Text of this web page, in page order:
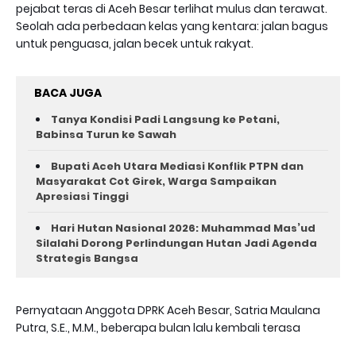
pejabat teras di Aceh Besar terlihat mulus dan terawat.
Seolah ada perbedaan kelas yang kentara: jalan bagus
untuk penguasa, jalan becek untuk rakyat.
BACA JUGA
Tanya Kondisi Padi Langsung ke Petani,
Babinsa Turun ke Sawah
Bupati Aceh Utara Mediasi Konflik PTPN dan
Masyarakat Cot Girek, Warga Sampaikan
Apresiasi Tinggi
Hari Hutan Nasional 2026: Muhammad Mas’ud
Silalahi Dorong Perlindungan Hutan Jadi Agenda
Strategis Bangsa
Pernyataan Anggota DPRK Aceh Besar, Satria Maulana
Putra, S.E., M.M., beberapa bulan lalu kembali terasa